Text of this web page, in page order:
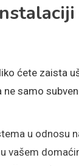
ćete zaista
samo
u odnosu
u vašem